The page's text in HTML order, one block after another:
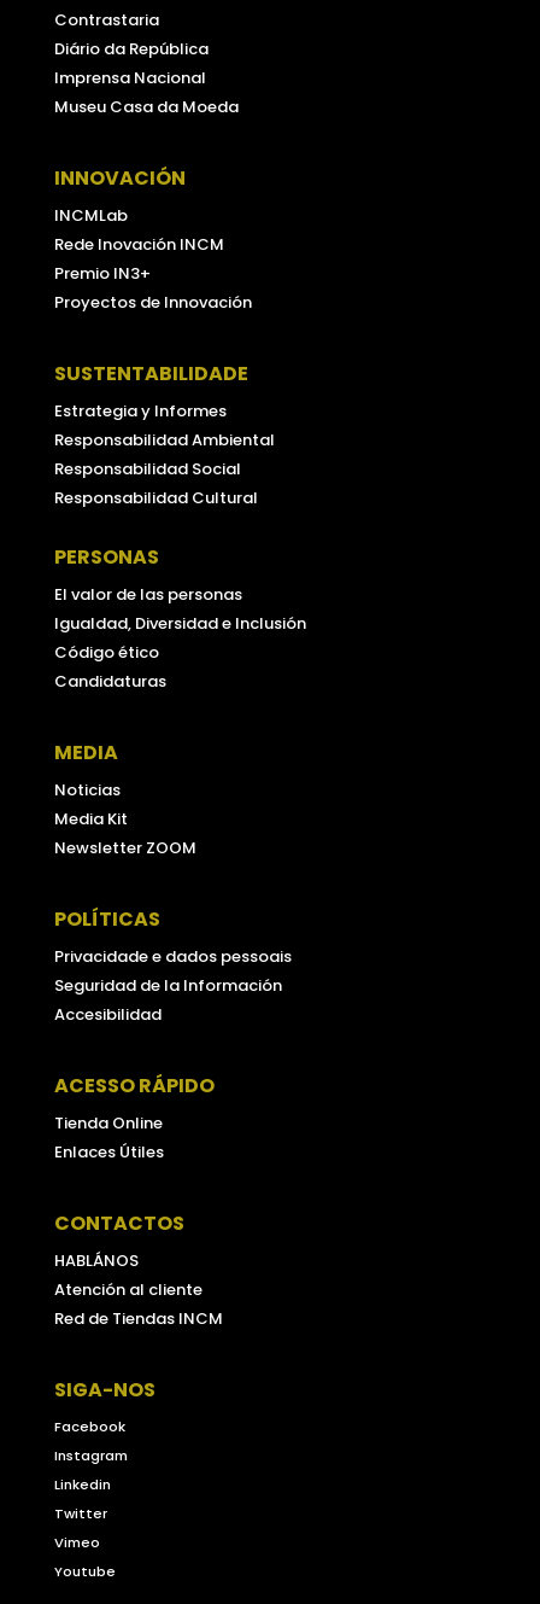
Contrastaria
Diário da República
Imprensa Nacional
Museu Casa da Moeda
INNOVACIÓN
INCMLab
Rede Inovación INCM
Premio IN3+
Proyectos de Innovación
SUSTENTABILIDADE
Estrategia y Informes
Responsabilidad Ambiental
Responsabilidad Social
Responsabilidad Cultural
PERSONAS
El valor de las personas
Igualdad, Diversidad e Inclusión
Código ético
Candidaturas
MEDIA
Noticias
Media Kit
Newsletter ZOOM
POLÍTICAS
Privacidade e dados pessoais
Seguridad de la Información
Accesibilidad
ACESSO RÁPIDO
Tienda Online
Enlaces Útiles
CONTACTOS
HABLÁNOS
Atención al cliente
Red de Tiendas INCM
SIGA-NOS
Facebook
Instagram
Linkedin
Twitter
Vimeo
Youtube